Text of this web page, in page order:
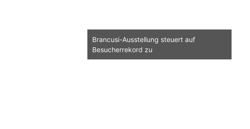
Brancusi-Ausstellung steuert auf
Besucherrekord zu